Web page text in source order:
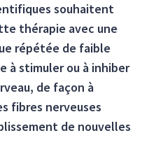
souhaitent
thérapie avec une
répétée de faible
à stimuler ou à inhiber
de façon à
fibres nerveuses
de nouvelles